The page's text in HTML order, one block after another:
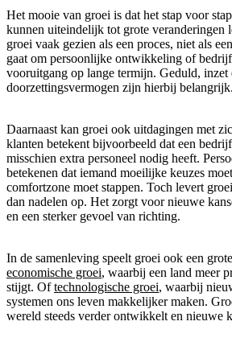
Het mooie van groei is dat het stap voor
kunnen uiteindelijk tot grote veranderingen
groei vaak gezien als een proces, niet als
gaat om persoonlijke ontwikkeling of
vooruitgang op lange termijn. Geduld, inzet
doorzettingsvermogen zijn hierbij belangrijk.
Daarnaast kan groei ook uitdagingen met
klanten betekent bijvoorbeeld dat een
misschien extra personeel nodig heeft.
betekenen dat iemand moeilijke keuzes
comfortzone moet stappen. Toch levert
dan nadelen op. Het zorgt voor nieuwe
en een sterker gevoel van richting.
In de samenleving speelt groei ook een
economische groei, waarbij een land meer
stijgt. Oftechnologische groei, waarbij
systemen ons leven makkelijker maken.
wereld steeds verder ontwikkelt en nieuwe